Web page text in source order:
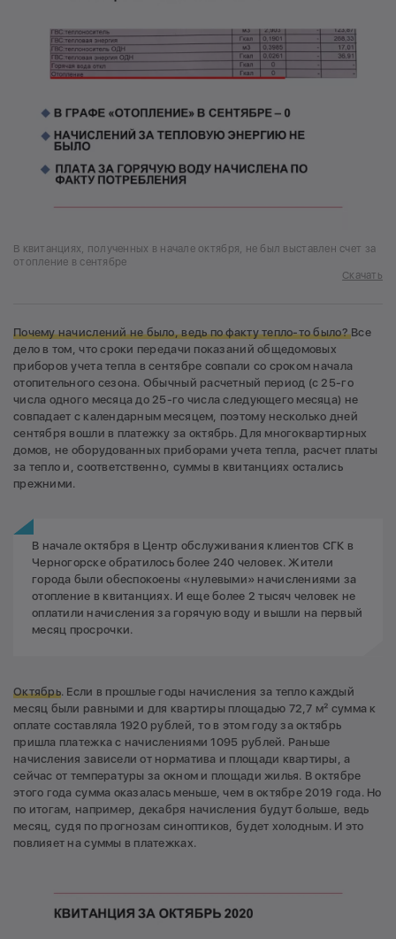
В квитанциях, полученных в начале октября, не был выставлен счет за
отопление в сентябре
Скачать
Почему начислений не было, ведь по факту тепло-то было?Все
дело в том, что сроки передачи показаний общедомовых
приборов учета тепла в сентябре совпали со сроком начала
отопительного сезона. Обычный расчетный период (с 25-го
числа одного месяца до 25-го числа следующего месяца) не
совпадает с календарным месяцем, поэтому несколько дней
сентября вошли в платежку за октябрь. Для многоквартирных
домов, не оборудованных приборами учета тепла, расчет платы
за тепло и, соответственно, суммы в квитанциях остались
прежними.
В начале октября в Центр обслуживания клиентов СГК в
Черногорске обратилось более 240 человек. Жители
города были обеспокоены «нулевыми» начислениями за
отопление в квитанциях. И еще более 2 тысяч человек не
оплатили начисления за горячую воду и вышли на первый
месяц просрочки.
Октябрь. Если в прошлые годы начисления за тепло каждый
месяц были равными и для квартиры площадью 72,7 м² сумма к
оплате составляла 1920 рублей, то в этом году за октябрь
пришла платежка с начислениями 1095 рублей. Раньше
начисления зависели от норматива и площади квартиры, а
сейчас от температуры за окном и площади жилья. В октябре
этого года сумма оказалась меньше, чем в октябре 2019 года. Но
по итогам, например, декабря начисления будут больше, ведь
месяц, судя по прогнозам синоптиков, будет холодным. И это
повлияет на суммы в платежках.